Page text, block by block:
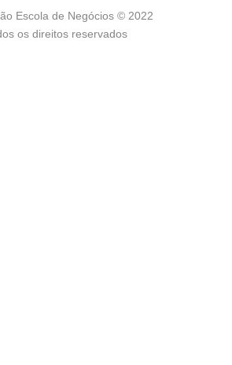
Escola de Negócios © 2022
os direitos reservados